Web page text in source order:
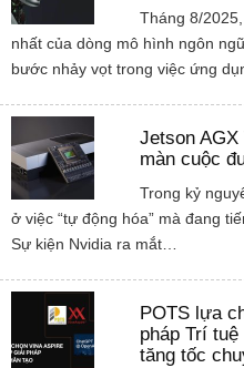
Tháng 8/
nhất của dòng mô hình ngôn
bước nhảy vọt trong việc ứng
Jetson AGX
màn cuộc
Trong kỷ
ở việc “tự động hóa” mà đang
Sự kiện Nvidia ra mắt…
POTS lựa
pháp Trí
tăng tốc